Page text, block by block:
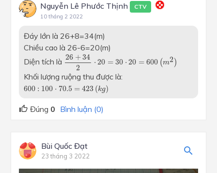
Nguyễn Lê Phước Thịnh CTV
10 tháng 2 2022
Đáy lớn là 26+8=34(m)
Chiều cao là 26-6=20(m)
Diện tích là 26 +34
2
⋅ 20 = 30 ⋅ 20 = 600 (m2)
26 +342 20 =30
Khối lượng ruộng thu được là:
600 : 100 ⋅ 70.5 = 423 (kg)
600 100 70.5 423( kg
Đúng 0 Bình luận (0)
Bùi Quốc Đạt
23 tháng 3 2022